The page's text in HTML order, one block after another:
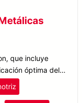
que incluye
óptima del